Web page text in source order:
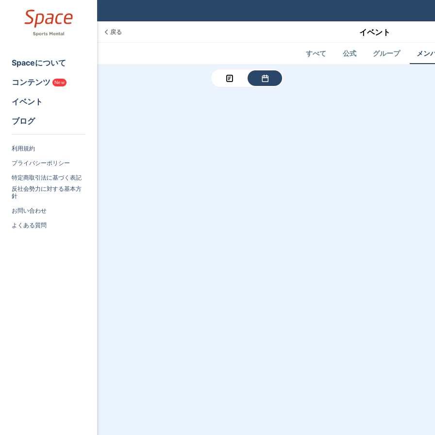
Spaceについて
コンテンツ
New
イベント
ブログ
利用規約
プライバシーポリシー
特定商取引法に基づく表記
反社会勢力に対する基本方
針
お問い合わせ
よくある質問
戻る イベント
すべて 公式 グループ メン